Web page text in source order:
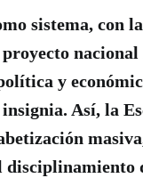
sistema, con
y
Así, la
disciplinamiento